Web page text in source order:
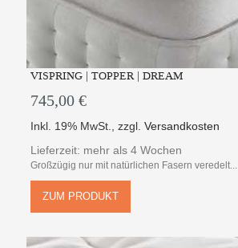
VISPRING | TOPPER | DREAM
745,00 €
Inkl. 19% MwSt.,zzgl.Versandkosten
Lieferzeit: mehr als 4 Wochen
Großzügig nur mit natürlichen Fasern veredelt...
ZUM PRODUKT